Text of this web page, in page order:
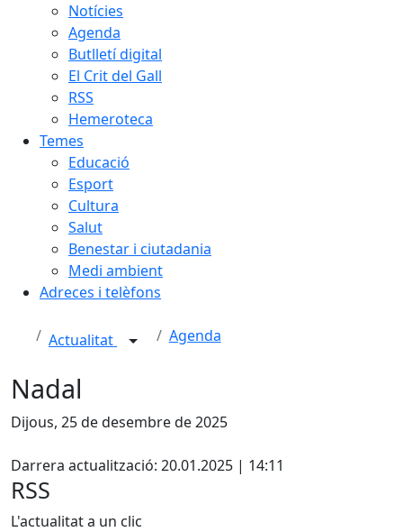
Notícies
Agenda
Butlletí digital
El Crit del Gall
RSS
Hemeroteca
Temes
Educació
Esport
Cultura
Salut
Benestar i ciutadania
Medi ambient
Adreces i telèfons
Actualitat Agenda
Nadal
Dijous, 25 de desembre de 2025
Darrera actualització: 20.01.2025 | 14:11
RSS
L'actualitat a un clic